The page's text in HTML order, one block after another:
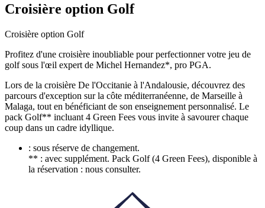
Croisière option Golf
Croisière option Golf
Profitez d'une croisière inoubliable pour perfectionner votre jeu de
golf sous l'œil expert de Michel Hernandez*, pro PGA.
Lors de la croisière De l'Occitanie à l'Andalousie, découvrez des
parcours d'exception sur la côte méditerranéenne, de Marseille à
Malaga, tout en bénéficiant de son enseignement personnalisé. Le
pack Golf** incluant 4 Green Fees vous invite à savourer chaque
coup dans un cadre idyllique.
: sous réserve de changement.
** : avec supplément. Pack Golf (4 Green Fees), disponible à
la réservation : nous consulter.